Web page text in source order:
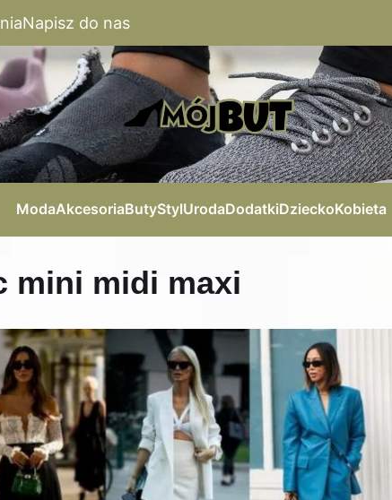
Napisz do nas
ModaAkcesoriaButyStylUrodaDodatkiDzieckoKobieta
mini midi maxi